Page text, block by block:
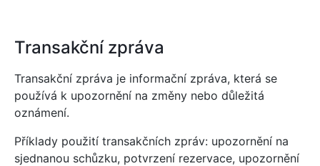
Transakční zpráva
Transakční zpráva je informační zpráva, která se
používá k upozornění na změny nebo důležitá
oznámení.
Příklady použití transakčních zpráv: upozornění na
sjednanou schůzku, potvrzení rezervace, upozornění